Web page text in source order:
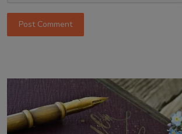
Post Comment